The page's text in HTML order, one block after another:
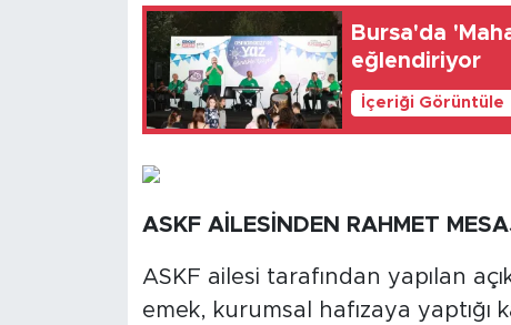
Bursa'da
eğlendiriyor
İçeriği Görüntüle
ASKF AİLESİNDEN RAHMET
ASKF ailesi tarafından yapılan
emek, kurumsal hafızaya yaptığı